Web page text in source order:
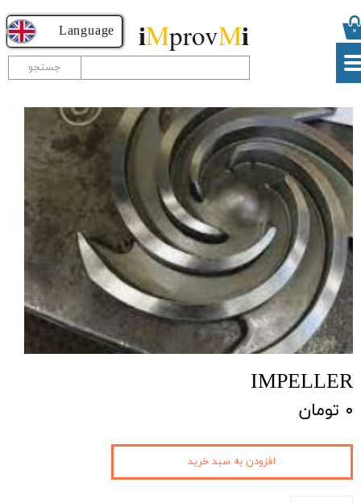
۰
جستجو
iMprovMi
IMPELLER
۰ تومان
افزودن به سبد خرید